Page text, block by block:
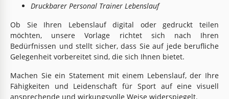
Druckbarer Personal Trainer Lebenslauf
Ob Sie Ihren Lebenslauf digital oder gedruckt teilen
möchten, unsere Vorlage richtet sich nach Ihren
Bedürfnissen und stellt sicher, dass Sie auf jede berufliche
Gelegenheit vorbereitet sind, die sich Ihnen bietet.
Machen Sie ein Statement mit einem Lebenslauf, der Ihre
Fähigkeiten und Leidenschaft für Sport auf eine visuell
ansprechende und wirkungsvolle Weise widerspiegelt.